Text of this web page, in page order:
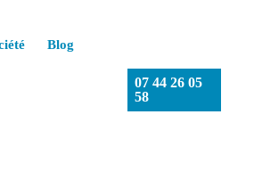
Blog
07 44 26 05
58